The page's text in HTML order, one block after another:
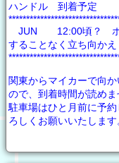
ハンドル 到着
JUN 12:00頃？ ホ
することなく立ち向かえ
関東からマイカーで向
ので、到着時間が読めま
駐車場はひと月前に予
ろしくお願いいたします